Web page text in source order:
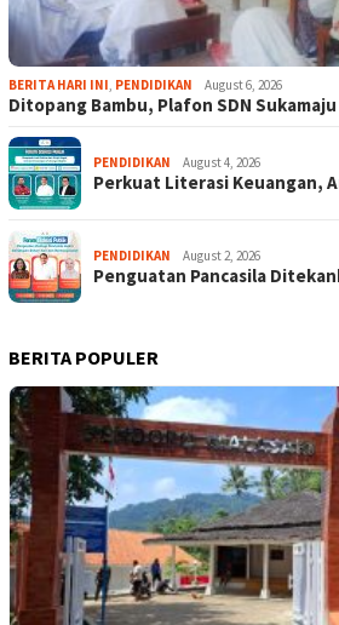
BERITA HARI INI, PENDIDIKAN August 6, 2026
Ditopang Bambu, Plafon SDN
PENDIDIKAN August 4, 2026
Perkuat Literasi Keuangan,
PENDIDIKAN August 2, 2026
Penguatan Pancasila
BERITA POPULER